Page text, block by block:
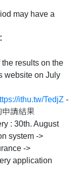
may have a
results on the
website on July
ithu.tw/TedjZ -
申請結果
: 30th. August
system ->
->
application